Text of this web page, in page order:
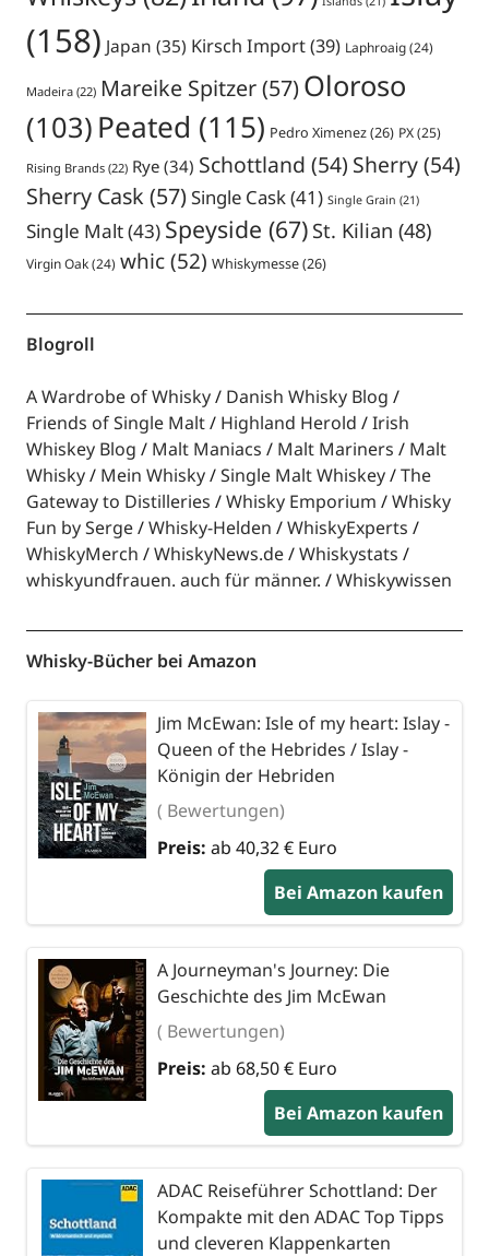
(158) Japan (35) Kirsch Import(39) Laphroaig(24)
Madeira(22) Mareike Spitzer(57)Oloroso
(103) Peated (115) Pedro Ximenez(26) PX(25)
Rising Brands(22) Rye(34) Schottland (54) Sherry(54)
Sherry Cask (57)Single Cask(41) Single Grain (21)
Single Malt(43) Speyside (67) St. Kilian (48)
Virgin Oak(24) whic(52) Whiskymesse(26)
Blogroll
A Wardrobe of Whisky
Danish Whisky Blog
Friends of Single Malt
Highland Herold
Irish
Whiskey Blog
Malt Maniacs Malt Mariners
Malt
Whisky
Mein Whisky Single Malt Whiskey
The
Gateway to Distilleries
Whisky Emporium
Whisky
Fun by Serge
Whisky-Helden
WhiskyExperts
WhiskyMerch
WhiskyNews.de
Whiskystats
whiskyundfrauen. auch für männer.
Whiskywissen
Whisky-Bücher bei Amazon
Jim McEwan: Isle of my heart: Islay -
Queen of the Hebrides / Islay -
Königin der Hebriden
( Bewertungen)
Preis: ab 40,32 € Euro
Bei Amazon kaufen
A Journeyman's Journey: Die
Geschichte des Jim McEwan
( Bewertungen)
Preis: ab 68,50 € Euro
Bei Amazon kaufen
ADAC Reiseführer Schottland: Der
Kompakte mit den ADAC Top Tipps
und cleveren Klappenkarten